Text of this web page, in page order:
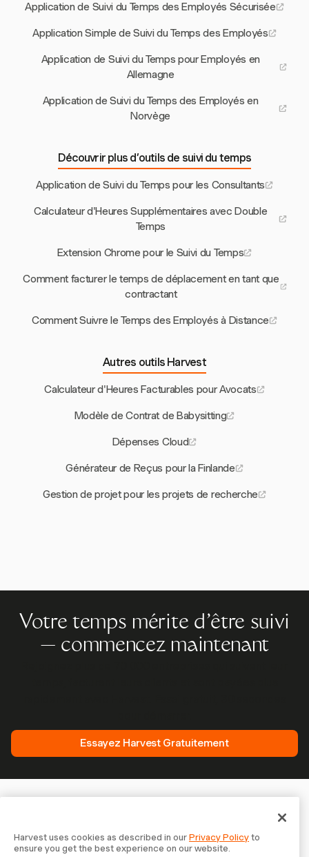
Application de Suivi du Temps des Employés Sécurisée
Application Simple de Suivi du Temps des Employés
Application de Suivi du Temps pour Employés en
Allemagne
Application de Suivi du Temps des Employés en
Norvège
Découvrir plus d’outils de suivi du temps
Application de Suivi du Temps pour les Consultants
Calculateur d'Heures Supplémentaires avec Double
Temps
Extension Chrome pour le Suivi du Temps
Comment facturer le temps de déplacement en tant que
contractant
Comment Suivre le Temps des Employés à Distance
Autres outils Harvest
Calculateur d'Heures Facturables pour Avocats
Modèle de Contrat de Babysitting
Dépenses Cloud
Générateur de Reçus pour la Finlande
Gestion de projet pour les projets de recherche
Votre temps mérite d'être suivi
— commencez maintenant
Essayez Harvest Gratuitement
Harvest uses cookies as described in ourPrivacy Policyto
ensure you get the best experience on our website.